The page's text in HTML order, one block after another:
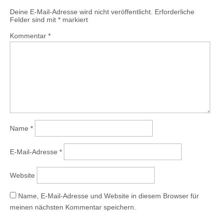
Deine E-Mail-Adresse wird nicht veröffentlicht. Erforderliche
Felder sind mit * markiert
Kommentar *
Name *
E-Mail-Adresse *
Website
Name, E-Mail-Adresse und Website in diesem Browser für
meinen nächsten Kommentar speichern.